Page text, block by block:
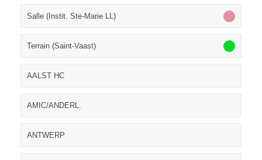
Salle (Instit. Ste-Marie LL)
Terrain (Saint-Vaast)
AALST HC
AMIC/ANDERL.
ANTWERP